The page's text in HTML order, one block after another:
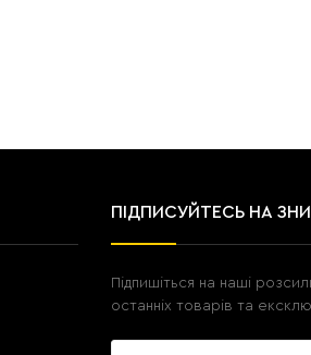
ПІДПИСУЙТЕСЬ НА
Підпишіться на наші
останніх товарів та